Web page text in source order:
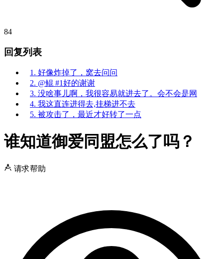
84
回复列表
1. 好像炸掉了，窝去问问
2. @鲲 #1好的谢谢
3. 没啥事儿啊，我很容易就进去了。会不会是网
4. 我这直连进得去,挂梯进不去
5. 被攻击了，最近才好转了一点
谁知道御爱同盟怎么了吗？
请求帮助